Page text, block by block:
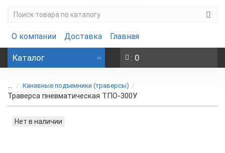
О компании Доставка Главная
Каталог : 0
... Канавные подъемники (траверсы)
Траверса пневматическая ТПО-300У
Нет в наличии